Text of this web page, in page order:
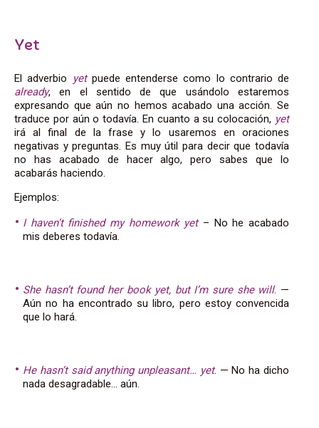
Yet
El adverbio yet puede entenderse como lo contrario de
already, en el sentido de que usándolo estaremos
expresando que aún no hemos acabado una acción. Se
traduce por aún o todavía. En cuanto a su colocación, yet
irá al final de la frase y lo usaremos en oraciones
negativas y preguntas. Es muy útil para decir que todavía
no has acabado de hacer algo, pero sabes que lo
acabarás haciendo.
Ejemplos:
I haven’t finished my homework yet – No he acabado
mis deberes todavía.
She hasn’t found her book yet, but I’m sure she will. —
Aún no ha encontrado su libro, pero estoy convencida
que lo hará.
He hasn’t said anything unpleasant… yet. — No ha dicho
nada desagradable… aún.